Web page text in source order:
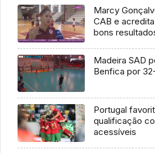
Marcy
CAB e
bons
Madeira SAD
Benfica por
Portugal
qualificação
acessíveis